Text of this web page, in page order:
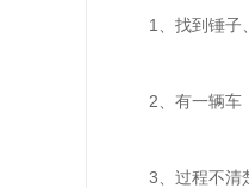
1、找到锤子、
2、有一辆车，
3、过程不清楚